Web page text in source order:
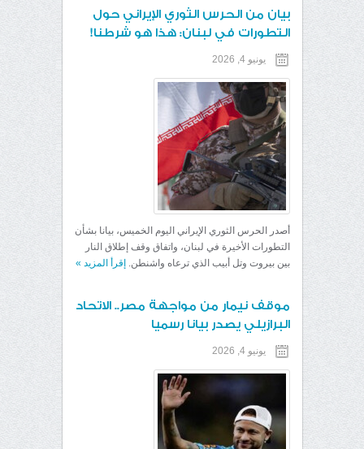
بيان من الحرس الثوري الإيراني حول
التطورات في لبنان: هذا هو شرطنا!
يونيو 4, 2026
أصدر الحرس الثوري الإيراني اليوم الخميس، بيانا بشأن
التطورات الأخيرة في لبنان، واتفاق وقف إطلاق النار
بين بيروت وتل أبيب الذي ترعاه واشنطن. إقرأ المزيد »
موقف نيمار من مواجهة مصر.. الاتحاد
البرازيلي يصدر بيانا رسميا
يونيو 4, 2026